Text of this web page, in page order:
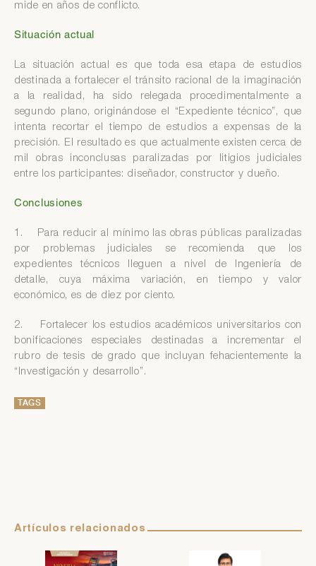
mide en años de conflicto.
Situación actual
La situación actual es que toda esa etapa de estudios
destinada a fortalecer el tránsito racional de la imaginación
a la realidad, ha sido relegada procedimentalmente a
segundo plano, originándose el “Expediente técnico”, que
intenta recortar el tiempo de estudios a expensas de la
precisión. El resultado es que actualmente existen cerca de
mil obras inconclusas paralizadas por litigios judiciales
entre los participantes: diseñador, constructor y dueño.
Conclusiones
1. Para reducir al mínimo las obras públicas paralizadas
por problemas judiciales se recomienda que los
expedientes técnicos lleguen a nivel de Ingeniería de
detalle, cuya máxima variación, en tiempo y valor
económico, es de diez por ciento.
2. Fortalecer los estudios académicos universitarios con
bonificaciones especiales destinadas a incrementar el
rubro de tesis de grado que incluyan fehacientemente la
“Investigación y desarrollo”.
TAGS
Artículos relacionados